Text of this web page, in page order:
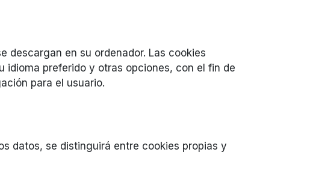
descargan en su ordenador. Las cookies
idioma preferido y otras opciones, con el fin de
para el usuario.
datos, se distinguirá entre cookies propias y